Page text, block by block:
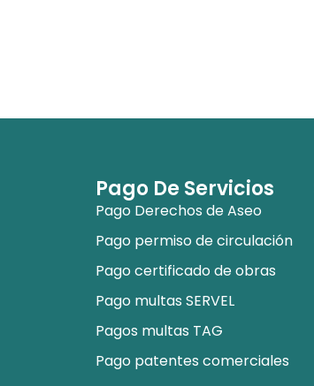
Pago De Servicios
Pago Derechos de Aseo
Pago permiso de circulación
Pago certificado de obras
Pago multas SERVEL
Pagos multas TAG
Pago patentes comerciales